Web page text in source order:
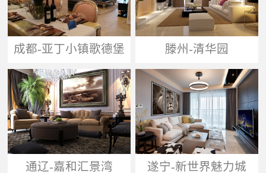
成都-亚丁小镇歌德堡 滕州-清华园
通辽-嘉和汇景湾 遂宁-新世界魅力城